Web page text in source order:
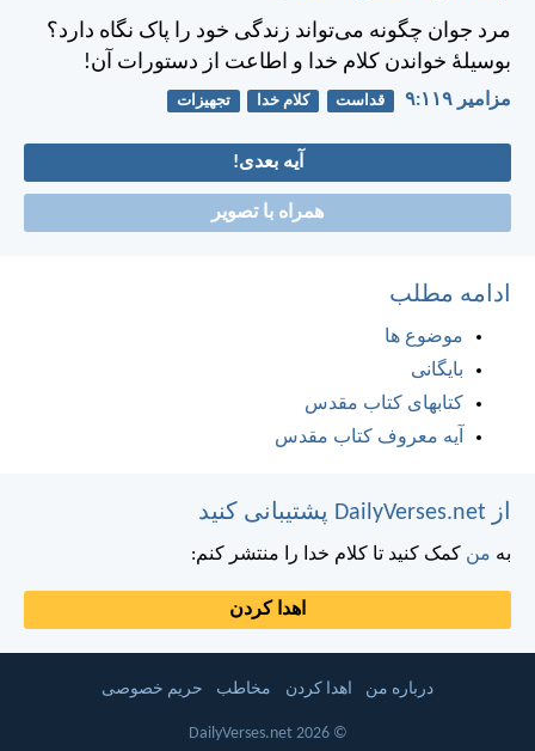
مرد جوان چگونه می‌تواند زندگی خود را پاک نگاه دارد؟
بوسيلهٔ خواندن كلام خدا و اطاعت از دستورات آن!
مزامير ۱۱۹:‏۹ قداست کلام خدا تجهیزات
آیه بعدی!
همراه با تصویر
ادامه مطلب
موضوع ها
بایگانی
کتابهای کتاب مقدس
آیه معروف کتاب مقدس
از DailyVerses.net پشتیبانی کنید
به من کمک کنید تا کلام خدا را منتشر کنم:
اهدا کردن
درباره من اهدا کردن مخاطب حریم خصوصی
© 2026 DailyVerses.net